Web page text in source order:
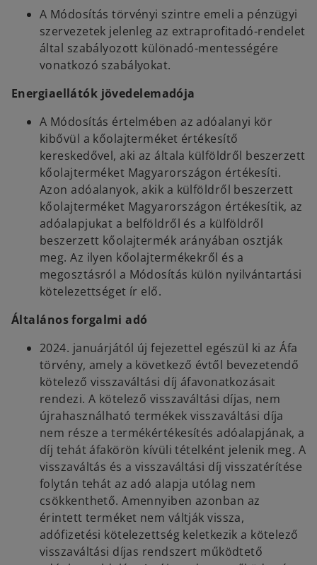
A Módosítás törvényi szintre emeli a pénzügyi
szervezetek jelenleg az extraprofitadó-rendelet
által szabályozott különadó-mentességére
vonatkozó szabályokat.
Energiaellátók jövedelemadója
A Módosítás értelmében az adóalanyi kör
kibővül a kőolajterméket értékesítő
kereskedővel, aki az általa külföldről beszerzett
kőolajterméket Magyarországon értékesíti.
Azon adóalanyok, akik a külföldről beszerzett
kőolajterméket Magyarországon értékesítik, az
adóalapjukat a belföldről és a külföldről
beszerzett kőolajtermék arányában osztják
meg. Az ilyen kőolajtermékekről és a
megosztásról a Módosítás külön nyilvántartási
kötelezettséget ír elő.
Általános forgalmi adó
2024. januárjától új fejezettel egészül ki az Áfa
törvény, amely a következő évtől bevezetendő
kötelező visszaváltási díj áfavonatkozásait
rendezi. A kötelező visszaváltási díjas, nem
újrahasználható termékek visszaváltási díja
nem része a termékértékesítés adóalapjának, a
díj tehát áfakörön kívüli tételként jelenik meg. A
visszaváltás és a visszaváltási díj visszatérítése
folytán tehát az adó alapja utólag nem
csökkenthető. Amennyiben azonban az
érintett terméket nem váltják vissza,
adófizetési kötelezettség keletkezik a kötelező
visszaváltási díjas rendszert működtető